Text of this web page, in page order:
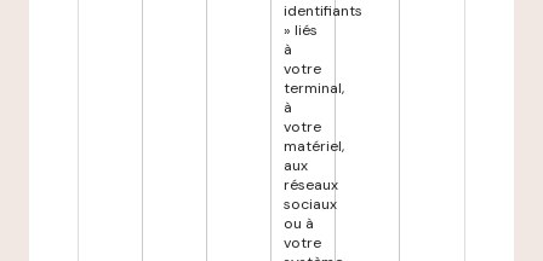
identifiants
» liés
à
votre
terminal,
à
votre
matériel,
aux
réseaux
sociaux
ou à
votre